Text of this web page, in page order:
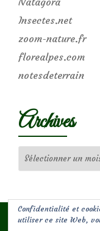
Insectes.net
zoom-nature.fr
florealpes.com
notesdeterrain
Archives
Confidentialité et
utiliser ce site Web,